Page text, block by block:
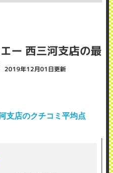
ー 西三河支店の最
2019年12月01日更新
支店のクチコミ平均点